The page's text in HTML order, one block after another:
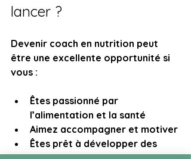
lancer ?
Devenir coach en nutrition peut
être une excellente opportunité si
vous :
Êtes passionné par
l’alimentation et la santé
Aimez accompagner et motiver
Êtes prêt à développer des